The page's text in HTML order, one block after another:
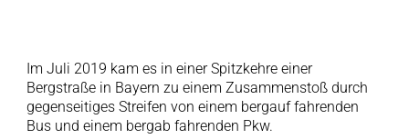
Im Juli 2019 kam es in einer Spitzkehre einer
Bergstraße in Bayern zu einem Zusammenstoß durch
gegenseitiges Streifen von einem bergauf fahrenden
Bus und einem bergab fahrenden Pkw.